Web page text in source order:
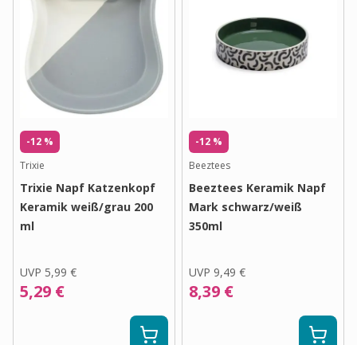
-12 %
Trixie
Trixie Napf Katzenkopf
Keramik weiß/grau 200
ml
UVP 5,99 €
5,29 €
-12 %
Beeztees
Beeztees Keramik Napf
Mark schwarz/weiß
350ml
UVP 9,49 €
8,39 €